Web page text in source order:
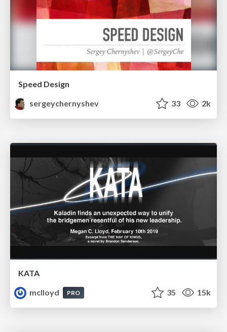
Speed Design
sergeychernyshev
33 2k
KATA
mclloyd
PRO 35 15k